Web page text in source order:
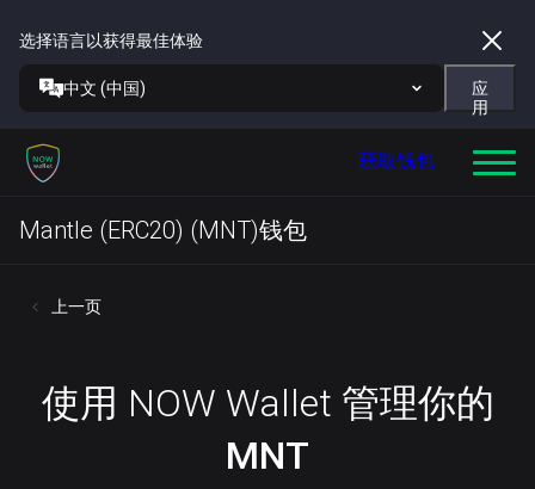
选择语言以获得最佳体验
中文 (中国)
应
用
获取钱包
Mantle (ERC20) (MNT)钱包
上一页
使用 NOW Wallet 管理你的
MNT